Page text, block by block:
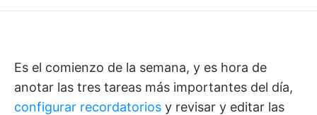
Es el comienzo de la semana, y es hora de
anotar las tres tareas más importantes del día,
configurar recordatorios y revisar y editar las